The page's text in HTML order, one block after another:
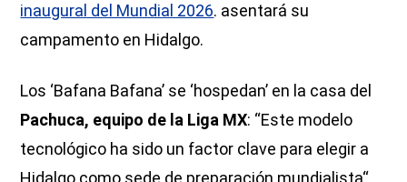
inaugural del Mundial 2026. asentará su
campamento en Hidalgo.
Los ‘Bafana Bafana’ se ‘hospedan’ en la casa del
Pachuca, equipo de la Liga MX: “Este modelo
tecnológico ha sido un factor clave para elegir a
Hidalgo como sede de preparación mundialista“,